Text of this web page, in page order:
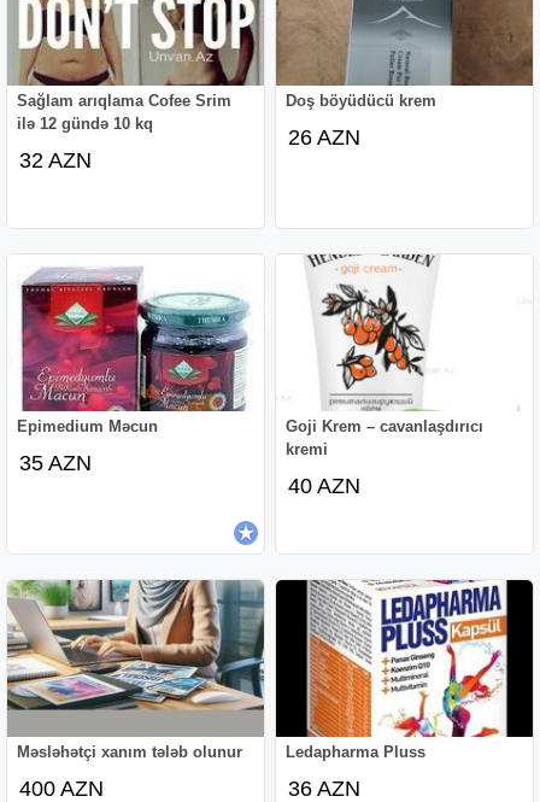
Sağlam arıqlama Cofee Srim
ilə 12 gündə 10 kq
32 AZN
Doş böyüdücü krem
26 AZN
Epimedium Məcun
35 AZN
Goji Krem – cavanlaşdırıcı
kremi
40 AZN
Məsləhətçi xanım tələb olunur
400 AZN
Ledapharma Pluss
36 AZN